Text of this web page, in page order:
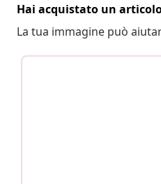
Hai acquistato un
La tua immagine può